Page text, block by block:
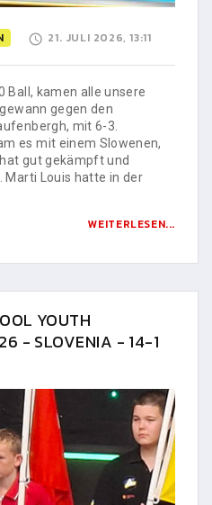
21. JULI 2026, 13:11
Ball, kamen alle unsere
gegen den
mit 6-3.
es mit einem Slowenen,
gut gekämpft und
Marti Louis hatte in der
WEITERLESEN...
YOUTH
- SLOVENIA - 14-1